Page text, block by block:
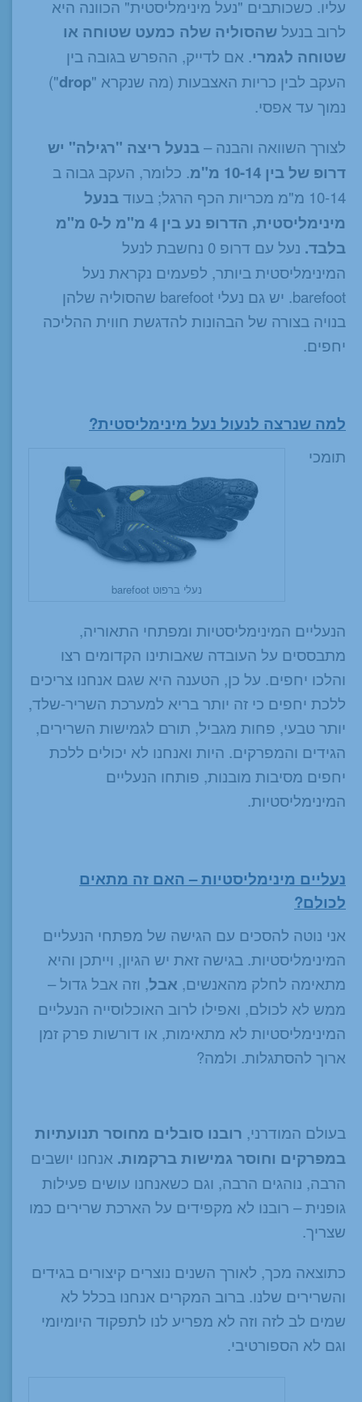
עליו. כשכותבים "נעל מינימליסטית" הכוונה היא
לרוב בנעל שהסוליה שלה כמעט שטוחה או
שטוחה לגמרי. אם לדייק, ההפרש בגובה בין
העקב לבין כריות האצבעות (מה שנקרא "drop
")
נמוך עד אפסי.
לצורך השוואה והבנה –בנעל ריצה "רגילה" יש
דרופ של בין 10-14 מ"מ
. כלומר, העקב גבוה ב
10-14 מ"מ מכריות הכף הרגל; בעוד
בנעל
מינימליסטית, הדרופ נע בין 4 מ"מ ל-0 מ"מ
בלבד.
נעל עם דרופ 0 נחשבת לנעל
המינימליסטית ביותר, לפעמים נקראת נעל
barefoot. יש גם נעלי barefoot שהסוליה שלהן
בנויה בצורה של הבהונות להדגשת חווית ההליכה
יחפים.
למה שנרצה לנעול נעל מינימליסטית?
נעלי ברפוט barefoot
תומכי
הנעליים המינימליסטיות ומפתחי התאוריה,
מתבססים על העובדה שאבותינו הקדומים רצו
והלכו יחפים. על כן, הטענה היא שגם אנחנו צריכים
ללכת יחפים כי זה יותר בריא למערכת השריר-שלד,
יותר טבעי, פחות מגביל, תורם לגמישות השרירים,
הגידים והמפרקים. היות ואנחנו לא יכולים ללכת
יחפים מסיבות מובנות, פותחו הנעליים
המינימליסטיות.
נעליים מינימליסטיות – האם זה מתאים
לכולם?
אני נוטה להסכים עם הגישה של מפתחי הנעליים
המינימליסטיות. בגישה זאת יש הגיון, וייתכן והיא
מתאימה לחלק מהאנשים, אבל, וזה אבל גדול –
ממש לא לכולם, ואפילו לרוב האוכלוסייה הנעליים
המינימליסטיות לא מתאימות, או דורשות פרק זמן
ארוך להסתגלות. ולמה?
בעולם המודרני, רובנו סובלים מחוסר תנועתיות
במפרקים וחוסר גמישות ברקמות. אנחנו יושבים
הרבה, נוהגים הרבה, וגם כשאנחנו עושים פעילות
גופנית – רובנו לא מקפידים על הארכת שרירים כמו
שצריך.
כתוצאה מכך, לאורך השנים נוצרים קיצורים בגידים
והשרירים שלנו. ברוב המקרים אנחנו בכלל לא
שמים לב לזה וזה לא מפריע לנו לתפקוד היומיומי
וגם לא הספורטיבי.